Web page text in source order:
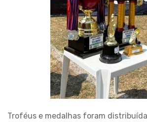
Troféus e medalhas foram